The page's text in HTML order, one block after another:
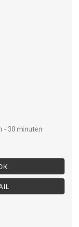
- 30 minuten